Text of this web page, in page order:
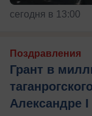
сегодня в 13:00
Поздравления
Грант в
Александре I